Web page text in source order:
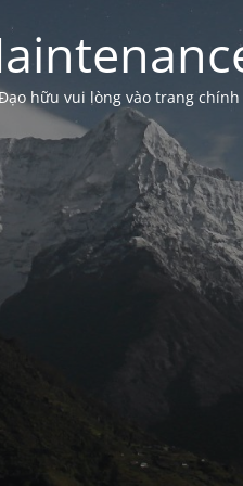
hữu vui lòng vào trang chính